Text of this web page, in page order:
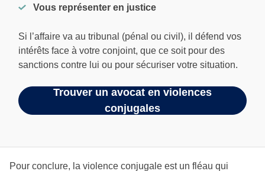
Vous représenter en justice
Si l’affaire va au tribunal (pénal ou civil), il défend vos
intérêts face à votre conjoint, que ce soit pour des
sanctions contre lui ou pour sécuriser votre situation.
Trouver un avocat en violences
conjugales
Pour conclure, la violence conjugale est un fléau qui